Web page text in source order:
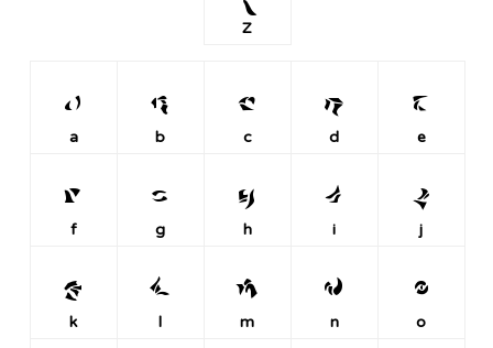
Z
a
a
b
b
c
c
d
d
e
e
f
f
g
g
h
h
i
i
j
j
k
k
l
l
m
m
n
n
o
o